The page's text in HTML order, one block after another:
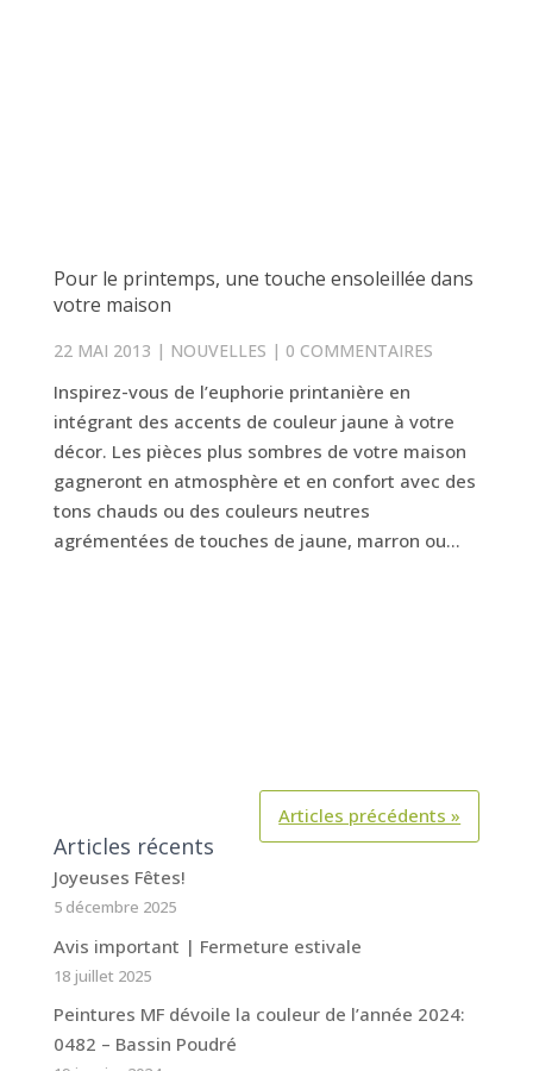
Pour le printemps, une touche ensoleillée dans
votre maison
22 MAI 2013 | NOUVELLES | 0 COMMENTAIRES
Inspirez-vous de l’euphorie printanière en
intégrant des accents de couleur jaune à votre
décor. Les pièces plus sombres de votre maison
gagneront en atmosphère et en confort avec des
tons chauds ou des couleurs neutres
agrémentées de touches de jaune, marron ou...
Articles précédents »
Articles récents
Joyeuses Fêtes!
5 décembre 2025
Avis important | Fermeture estivale
18 juillet 2025
Peintures MF dévoile la couleur de l’année 2024:
0482 – Bassin Poudré